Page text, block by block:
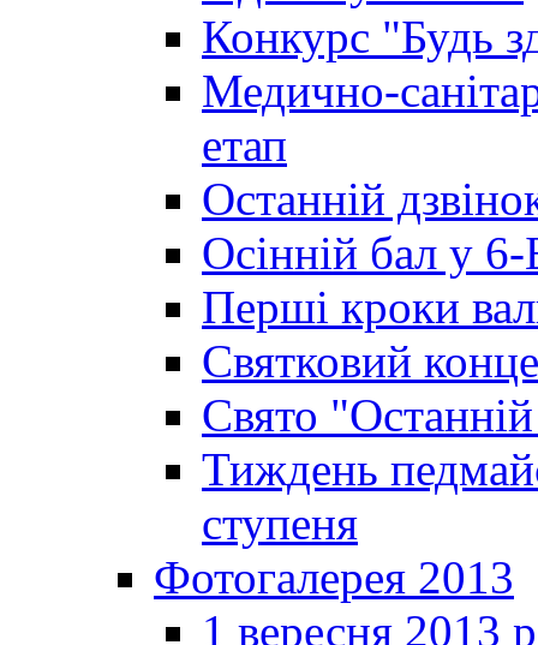
Конкурс "Будь
Медично-
етап
Останній
Осінній бал у 6-
Перші кроки
Святковий
Свято
Тиждень
ступеня
Фотогалерея 2013
1 вересня 2013